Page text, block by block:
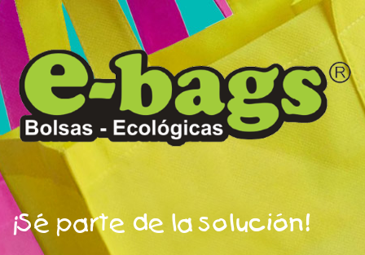
¡Sé parte de la solución!